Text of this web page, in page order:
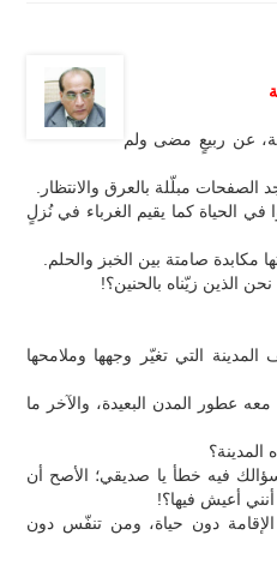
عن ربيعٍ مضى ولم
مبلّلة بالعرق والانتظار.
في الحياة كما يقيم الغرباء في نُزلٍ
مكابدة صامتة بين الخبز والحلم.
الذين زيّناه بالحنين؟!
التي تغيّر وجهها وملامحها
عطور المدن البعيدة، والآخر ما
فيه خطأ يا صديقي؛ الأصح أن
أعيش فيها؟!
دون حياة، ومن تنفّس دون